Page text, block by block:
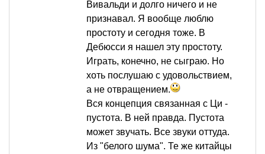
Вивальди и долго ничего и не
признавал. Я вообще люблю
простоту и сегодня тоже. В
Дебюсси я нашел эту простоту.
Играть, конечно, не сыграю. Но
хоть послушаю с удовольствием,
а не отвращением.
Вся концепция связанная с Ци -
пустота. В ней правда. Пустота
может звучать. Все звуки оттуда.
Из "белого шума". Те же китайцы